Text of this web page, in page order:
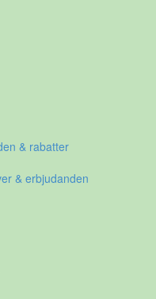
& rabatter
& erbjudanden